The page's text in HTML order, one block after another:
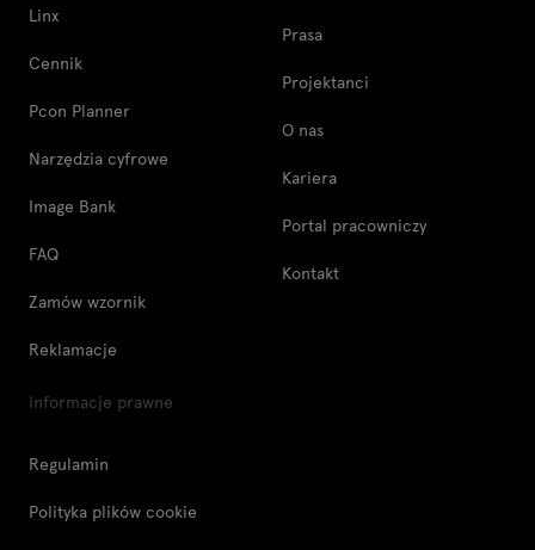
Linx
Cennik
Pcon Planner
Narzędzia cyfrowe
Image Bank
FAQ
Zamów wzornik
Reklamacje
Prasa
Projektanci
O nas
Kariera
Portal pracowniczy
Kontakt
Informacje prawne
Regulamin
Polityka plików cookie